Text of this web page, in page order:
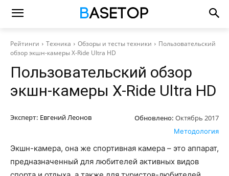
Рейтинги Техника Обзоры и тесты техники
Пользовательский
обзор экшн-камеры X-Ride Ultra HD
Пользовательский обзор
экшн-камеры X-Ride Ultra HD
Эксперт: Евгений Леонов Обновлено: Октябрь 2017
Методология
Экшн-камера, она же спортивная камера – это аппарат,
предназначенный для любителей активных видов